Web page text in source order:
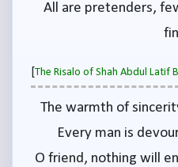
All are pretenders,
[The Risalo of Shah Abdul Latif
The warmth of
Every man is
O friend, nothing will